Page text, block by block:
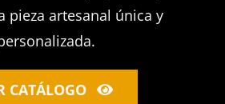
pieza artesanal única y
CATÁLOGO